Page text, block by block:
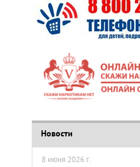
Новости
8 июня 2026 г.